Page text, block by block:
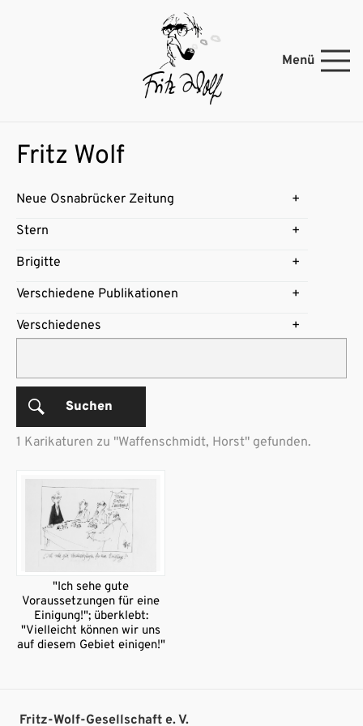
Menü
Fritz Wolf
Neue Osnabrücker Zeitung
Stern
Brigitte
Verschiedene Publikationen
Verschiedenes
Suchen
1 Karikaturen zu "Waffenschmidt, Horst" gefunden.
"Ich sehe gute
Voraussetzungen für eine
Einigung!"; überklebt:
"Vielleicht können wir uns
auf diesem Gebiet einigen!"
Fritz-Wolf-Gesellschaft e. V.